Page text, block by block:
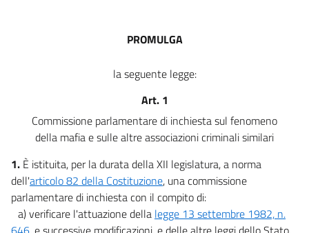
PROMULGA
la seguente legge:
Art. 1
Commissione parlamentare di inchiesta sul fenomeno
della mafia e sulle altre associazioni criminali similari
1. È istituita, per la durata della XII legislatura, a norma
dell'articolo 82 della Costituzione, una commissione
parlamentare di inchiesta con il compito di:
a) verificare l'attuazione della legge 13 settembre 1982, n.